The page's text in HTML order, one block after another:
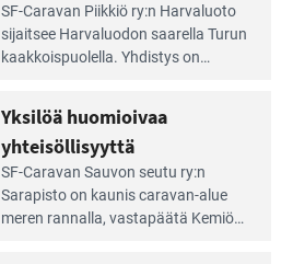
SF-Caravan Piikkiö ry:n Harvaluoto
sijait­see Harvaluodon saarella Turun
kaakkois­puolella. Yhdistys on
virkistysalueesta.
Yksilöä huomioivaa
yhteisöllisyyttä
SF-Caravan Sauvon seutu ry:n
Sarapisto on kaunis caravan-alue
meren rannalla, vasta­päätä Kemiön